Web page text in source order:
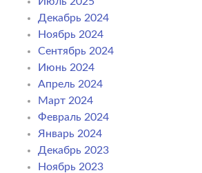
Декабрь 2024
Ноябрь 2024
Сентябрь 2024
Июнь 2024
Апрель 2024
Март 2024
Февраль 2024
Январь 2024
Декабрь 2023
Ноябрь 2023